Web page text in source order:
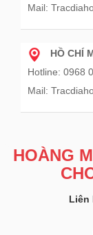
Mail:
HỒ CHÍ
Hotline: 0968
Mail:
HOÀNG
Liên